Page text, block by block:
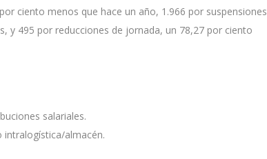
ciento menos que hace un año, 1.966 por suspensiones
y 495 por reducciones de jornada, un 78,27 por ciento
salariales.
intralogística/almacén.